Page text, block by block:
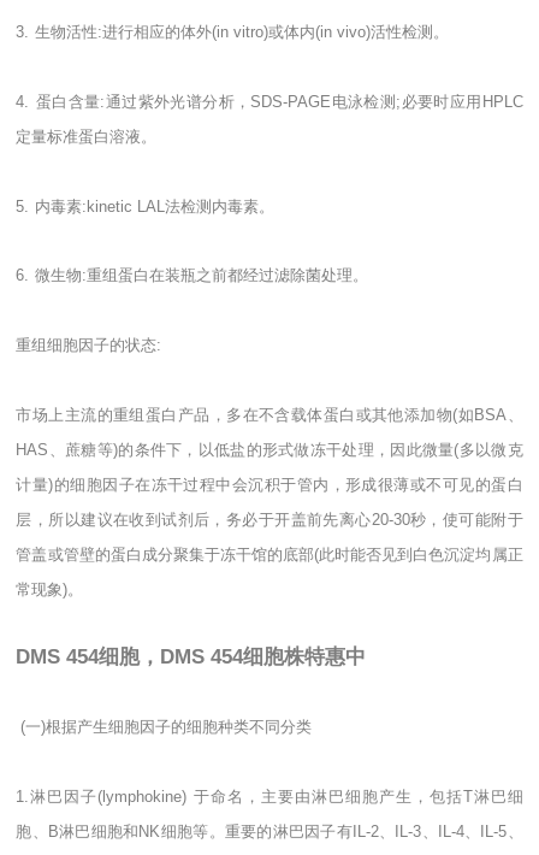
3. 生物活性:进行相应的体外(in vitro)或体内(in vivo)活性检测。
4. 蛋白含量:通过紫外光谱分析， SDS-PAGE 电泳检测 ; 必要时应用 HPLC
定量标准蛋白溶液。
5. 内毒素:kinetic LAL法检测内毒素。
6. 微生物:重组蛋白在装瓶之前都经过滤除菌处理。
重组细胞因子的状态:
市场上主流的重组蛋白产品，多在不含载体蛋白或其他添加物(如 BSA
HAS 、蔗糖等)的条件下，以低盐的形式做冻干处理，因此微量(多以微克
计量)的细胞因子在冻干过程中会沉积于管内，形成很薄或不可见的蛋白
层，所以建议在收到试剂后，务必于开盖前先离心20-30秒，使可能附于
管盖或管壁的蛋白成分聚集于冻干馆的底部(此时能否见到白色沉淀均属正
常现象)。
DMS 454细胞，DMS 454细胞株特惠中
(一)根据产生细胞因子的细胞种类不同分类
1. 淋巴因子(lymphokine) 于命名，主要由淋巴细胞产生，包括T淋巴细
胞、
B淋巴细胞和 NK细胞等。重要的淋巴因子有IL-2、 IL-3 IL-4、 IL-5